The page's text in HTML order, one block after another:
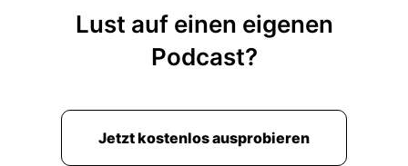
Lust auf einen eigenen
Podcast?
Jetzt kostenlos ausprobieren